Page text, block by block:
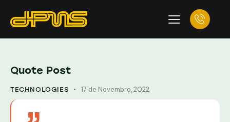
Quote Post
TECHNOLOGIES 17 de Novembro, 2022